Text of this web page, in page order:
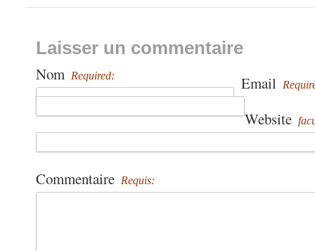
Laisser un commentaire
Nom Required: Email
Website
Commentaire Requis: